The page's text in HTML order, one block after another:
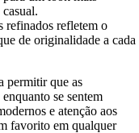
refinados refletem o
de originalidade a cada
permitir que as
se sentem
e atenção aos
favorito em qualquer